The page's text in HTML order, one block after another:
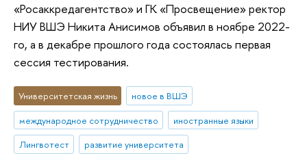
«Росаккредагентство» и ГК «Просвещение» ректор
НИУ ВШЭ Никита Анисимов объявил в ноябре 2022-
го, а в декабре прошлого года состоялась первая
сессия тестирования.
Университетская жизнь
новое в ВШЭ
международное сотрудничество
иностранные языки
Лингвотест
развитие университета